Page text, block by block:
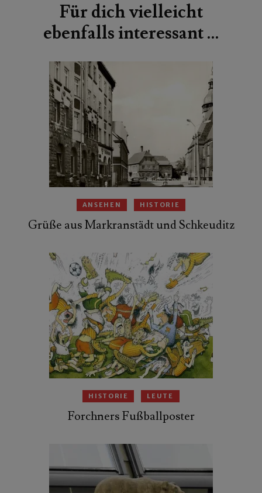
Für dich vielleicht
ebenfalls interessant …
ANSEHEN HISTORIE
Grüße aus Markranstädt und Schkeuditz
HISTORIE LEUTE
Forchners Fußballposter